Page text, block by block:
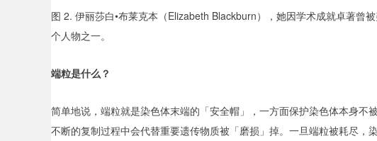
图 2. 伊丽莎白•布莱克本（Elizabeth Blackburn），她因学术成就卓著曾
个人物之一。
端粒是什么？
简单地说，端粒就是染色体末端的「安全帽」，一方面保护染色体本身不
不断的复制过程中会代替重要遗传物质被「磨损」掉。一旦端粒被耗尽，